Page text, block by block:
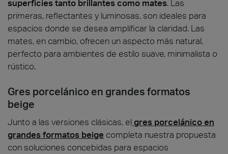
superficies tanto brillantes como mates. Las
primeras, reflectantes y luminosas, son ideales para
espacios donde se desea amplificar la claridad. Las
mates, en cambio, ofrecen un aspecto más natural,
perfecto para ambientes de estilo suave, minimalista o
rústico.
Gres porcelánico en grandes formatos
beige
Junto a las versiones clásicas, el gres porcelánico en
grandes formatos beige completa nuestra propuesta
con soluciones concebidas para espacios